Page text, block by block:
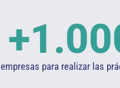
empresas para realizar las
+